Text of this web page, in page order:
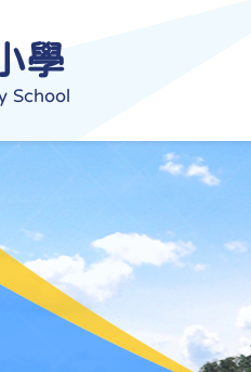
學
School